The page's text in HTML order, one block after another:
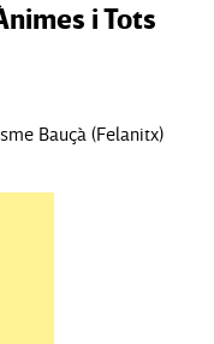
i Tots
Bauçà (Felanitx)